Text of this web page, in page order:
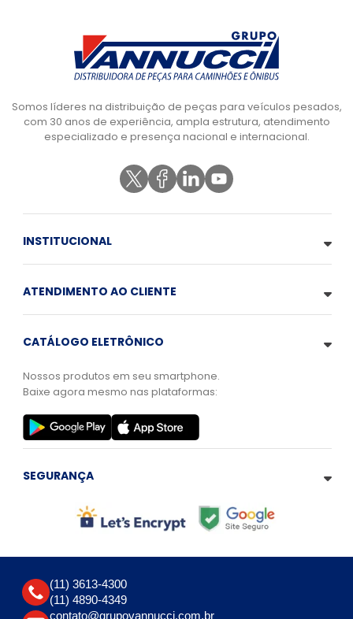
Somos líderes na distribuição de peças para veículos pesados,
com 30 anos de experiência, ampla estrutura, atendimento
especializado e presença nacional e internacional.
INSTITUCIONAL
ATENDIMENTO AO CLIENTE
CATÁLOGO ELETRÔNICO
Nossos produtos em seu smartphone.
Baixe agora mesmo nas plataformas:
SEGURANÇA
(11) 3613-4300
(11) 4890-4349
contato@grupovannucci.com.br